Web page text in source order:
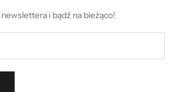
i bądź na bieżąco!